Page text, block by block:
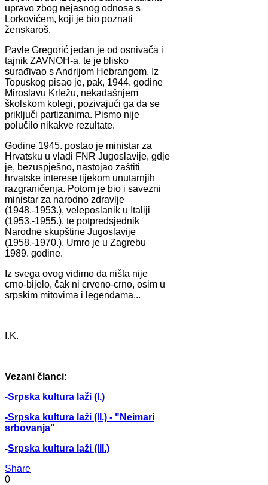
upravo zbog nejasnog odnosa s
Lorkovićem, koji je bio poznati
ženskaroš.
Pavle Gregorić jedan je od osnivača i
tajnik ZAVNOH-a, te je blisko
surađivao s Andrijom Hebrangom. Iz
Topuskog pisao je, pak, 1944. godine
Miroslavu Krležu, nekadašnjem
školskom kolegi, pozivajući ga da se
priključi partizanima. Pismo nije
polučilo nikakve rezultate.
Godine 1945. postao je ministar za
Hrvatsku u vladi FNR Jugoslavije, gdje
je, bezuspješno, nastojao zaštiti
hrvatske interese tijekom unutarnjih
razgraničenja. Potom je bio i savezni
ministar za narodno zdravlje
(1948.-1953.), veleposlanik u Italiji
(1953.-1955.), te potpredsjednik
Narodne skupštine Jugoslavije
(1958.-1970.). Umro je u Zagrebu
1989. godine.
Iz svega ovog vidimo da ništa nije
crno-bijelo, čak ni crveno-crno, osim u
srpskim mitovima i legendama...
I.K.
Vezani članci:
-Srpska kultura laži (I.)
-Srpska kultura laži (II.) - "Neimari
srbovanja"
-Srpska kultura laži (III.)
Share
0